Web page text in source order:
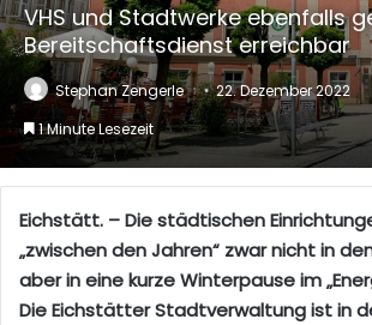
VHS und Stadtwerke ebenfalls
Bereitschaftsdienst erreichbar
Stephan Zengerle 22. Dezember 2022
1 Minute Lesezeit
Eichstätt. – Die städtischen
„zwischen den Jahren“ zwar nicht in
aber in eine kurze Winterpause im
Die Eichstätter Stadtverwaltung ist in